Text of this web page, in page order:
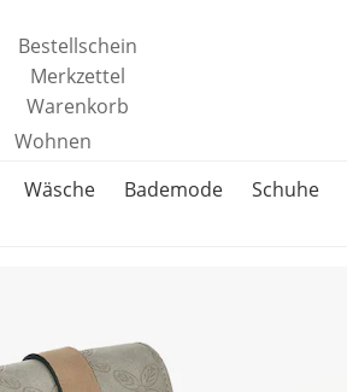
Bestellschein
Merkzettel
Warenkorb
Wohnen
Wäsche Bademode Schuhe